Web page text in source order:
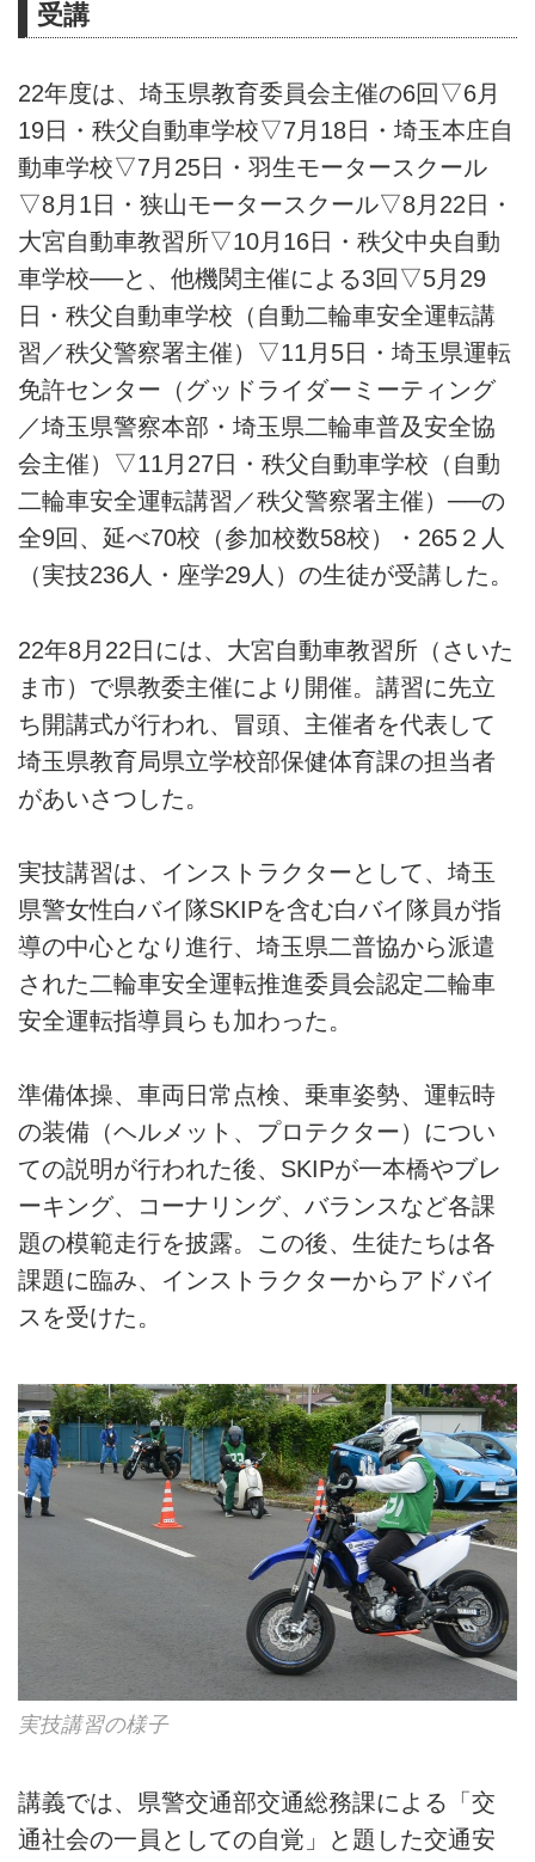
受講
22年度は、埼玉県教育委員会主催の6回▽6月
19日・秩父自動車学校▽7月18日・埼玉本庄自
動車学校▽7月25日・羽生モータースクール
▽8月1日・狭山モータースクール▽8月22日・
大宮自動車教習所▽10月16日・秩父中央自動
車学校──と、他機関主催による3回▽5月29
日・秩父自動車学校（自動二輪車安全運転講
習／秩父警察署主催）▽11月5日・埼玉県運転
免許センター（グッドライダーミーティング
／埼玉県警察本部・埼玉県二輪車普及安全協
会主催）▽11月27日・秩父自動車学校（自動
二輪車安全運転講習／秩父警察署主催）──の
全9回、延べ70校（参加校数58校）・265２人
（実技236人・座学29人）の生徒が受講した。
22年8月22日には、大宮自動車教習所（さいた
ま市）で県教委主催により開催。講習に先立
ち開講式が行われ、冒頭、主催者を代表して
埼玉県教育局県立学校部保健体育課の担当者
があいさつした。
実技講習は、インストラクターとして、埼玉
県警女性白バイ隊SKIPを含む白バイ隊員が指
導の中心となり進行、埼玉県二普協から派遣
された二輪車安全運転推進委員会認定二輪車
安全運転指導員らも加わった。
準備体操、車両日常点検、乗車姿勢、運転時
の装備（ヘルメット、プロテクター）につい
ての説明が行われた後、SKIPが一本橋やブレ
ーキング、コーナリング、バランスなど各課
題の模範走行を披露。この後、生徒たちは各
課題に臨み、インストラクターからアドバイ
スを受けた。
実技講習の様子
講義では、県警交通部交通総務課による「交
通社会の一員としての自覚」と題した交通安